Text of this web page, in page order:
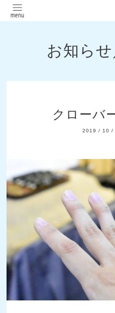
お知ら
クローバ
2019 / 10 /